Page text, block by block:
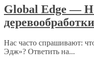
Global Edge —
Нас часто спрашивают:
Эдж»? Ответить на...